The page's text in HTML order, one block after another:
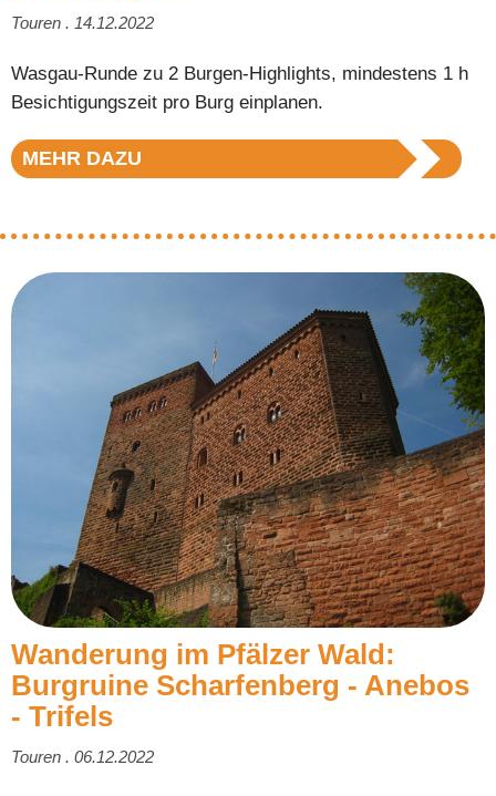
Touren . 14.12.2022
Wasgau-Runde zu 2 Burgen-Highlights, mindestens 1 h
Besichtigungszeit pro Burg einplanen.
MEHR DAZU
Wanderung im Pfälzer Wald:
Burgruine Scharfenberg - Anebos
- Trifels
Touren . 06.12.2022